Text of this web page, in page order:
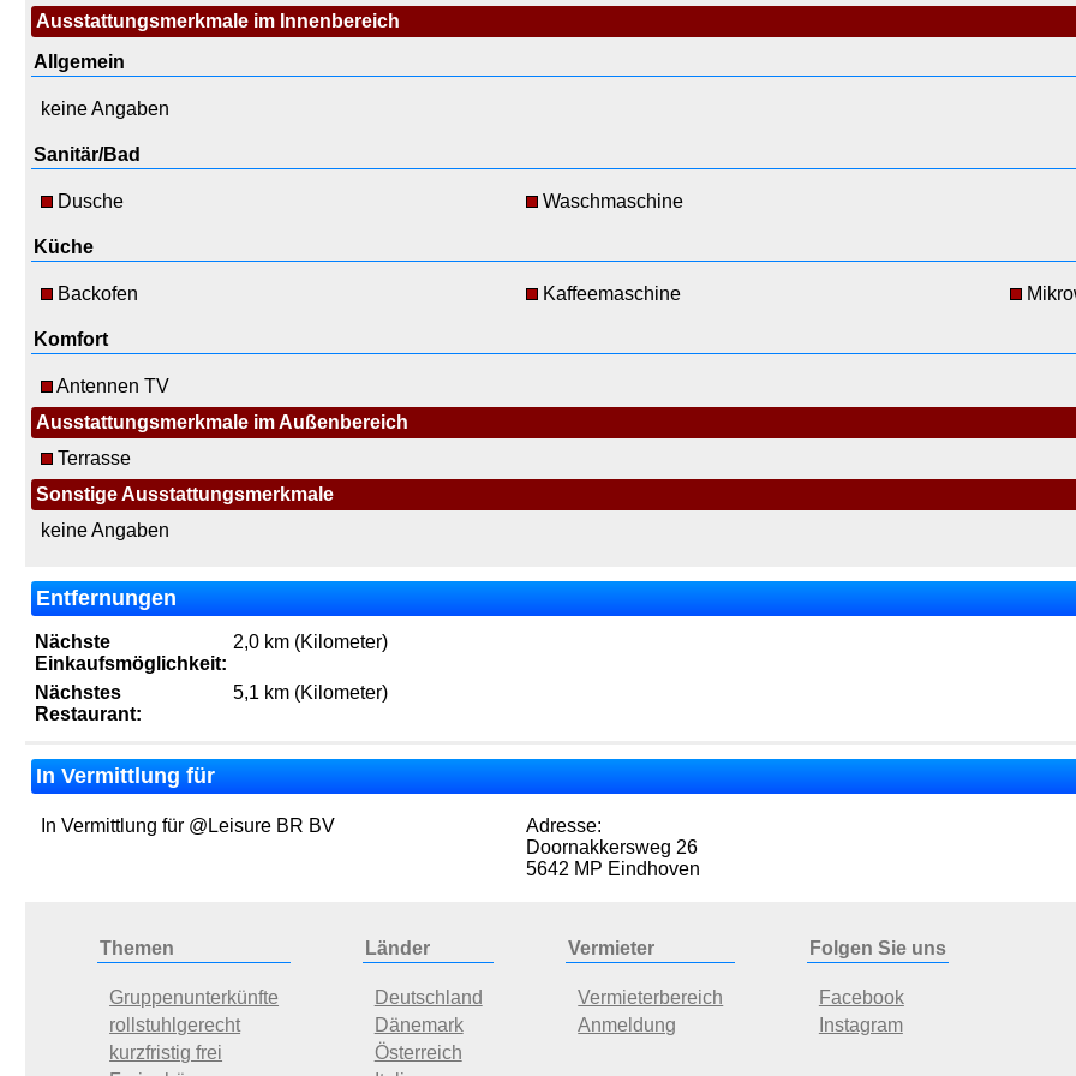
Ausstattungsmerkmale im Innenbereich
Allgemein
keine Angaben
Sanitär/Bad
Dusche Waschmaschine
Küche
Backofen Kaffeemaschine
Komfort
Antennen TV
Ausstattungsmerkmale im Außenbereich
Terrasse
Sonstige Ausstattungsmerkmale
keine Angaben
Entfernungen
Nächste
Einkaufsmöglichkeit:
2,0 km (Kilometer)
Nächstes
Restaurant:
5,1 km (Kilometer)
In Vermittlung für
In Vermittlung für @Leisure BR BV
Adresse:
Doornakkersweg 26
5642 MP Eindhoven
Themen
Gruppenunterkünfte
rollstuhlgerecht
kurzfristig frei
Länder
Deutschland
Dänemark
Österreich
Vermieter
Vermieterbereich
Anmeldung
Folgen Sie uns
Facebook
Instagram